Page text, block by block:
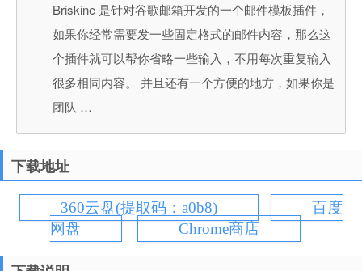
Briskine 是针对谷歌邮箱开发的一个邮件模板插件，
如果你经常需要发一些固定格式的邮件内容，那么这
个插件就可以帮你省略一些输入，不用每次重复输入
很多相同内容。 并且还有一个方便的地方，如果你是
团队 …
下载地址
360云盘(提取码：a0b8)
百度
网盘
Chrome商店